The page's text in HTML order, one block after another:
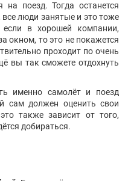
поезд. Тогда останется
люди занятые и это тоже
в хорошей компании,
окном, то это не покажется
проходит по очень
вы так сможете отдохнуть
именно самолёт и поезд
сам должен оценить свои
также зависит от того,
добираться.